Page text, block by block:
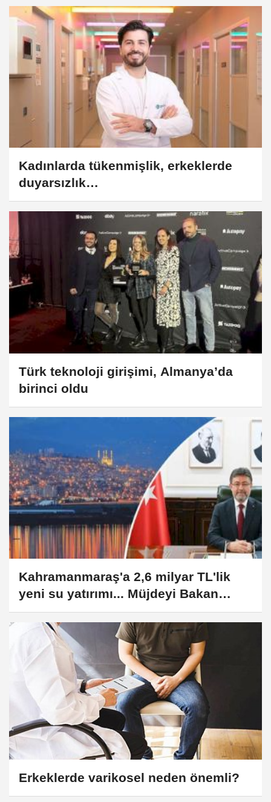
Kadınlarda tükenmişlik, erkeklerde
duyarsızlık…
Türk teknoloji girişimi, Almanya’da
birinci oldu
Kahramanmaraş'a 2,6 milyar TL'lik
yeni su yatırımı... Müjdeyi Bakan
Yumaklı verdi
Erkeklerde varikosel neden önemli?